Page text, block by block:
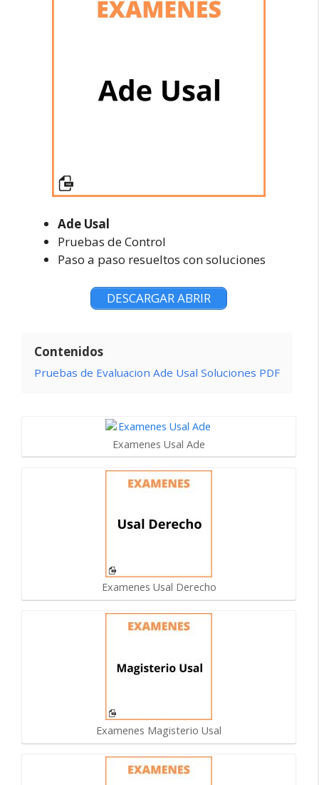
Ade Usal
Pruebas de Control
Paso a paso resueltos con soluciones
DESCARGAR ABRIR
Contenidos
Pruebas de Evaluacion Ade Usal Soluciones PDF
Examenes Usal Ade
Examenes Usal Derecho
Examenes Magisterio Usal